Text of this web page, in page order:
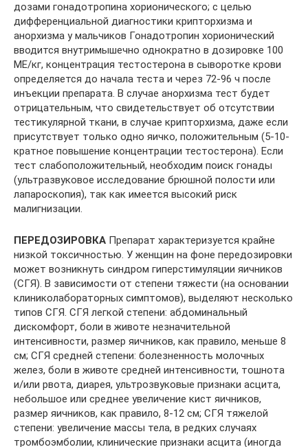
дозами гонадотропина хорионического; с целью
дифференциальной диагностики крипторхизма и
анорхизма у мальчиков Гонадотропин хорионический
вводится внутримышечно однократно в дозировке 100
МЕ/кг, концентрация тестостерона в сыворотке крови
определяется до начала теста и через 72-96 ч после
инъекции препарата. В случае анорхизма тест будет
отрицательным, что свидетельствует об отсутствии
тестикулярной ткани, в случае крипторхизма, даже если
присутствует только одно яичко, положительным (5-10-
кратное повышение концентрации тестостерона). Если
тест слабоположительный, необходим поиск гонады
(ультразвуковое исследование брюшной полости или
лапароскопия), так как имеется высокий риск
малигнизации.
ПЕРЕДОЗИРОВКА Препарат характеризуется крайне
низкой токсичностью. У женщин на фоне передозировки
может возникнуть синдром гиперстимуляции яичников
(СГЯ). В зависимости от степени тяжести (на основании
клиниколабораторных симптомов), выделяют несколько
типов СГЯ. СГЯ легкой степени: абдоминальный
дискомфорт, боли в животе незначительной
интенсивности, размер яичников, как правило, меньше 8
см; СГЯ средней степени: болезненность молочных
желез, боли в животе средней интенсивности, тошнота
и/или рвота, диарея, ультрозвуковые признаки асцита,
небольшое или среднее увеличение кист яичников,
размер яичников, как правило, 8-12 см; СГЯ тяжелой
степени: увеличение массы тела, в редких случаях
тромбоэмболии, клинические признаки асцита (иногда